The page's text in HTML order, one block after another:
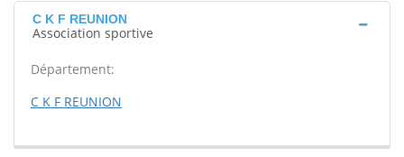
C K F REUNION
Association sportive
Département:
C K F REUNION